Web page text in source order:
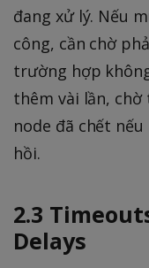
đang xử lý. Nếu
công, cần chờ
trường hợp
thêm vài lần,
node đã chết
hồi.
2.3
Delays